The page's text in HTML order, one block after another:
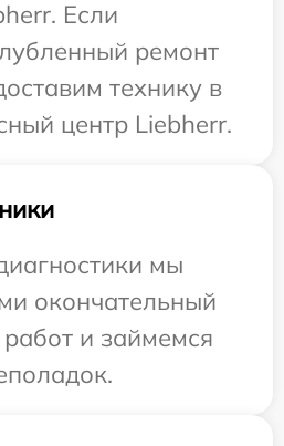
Если
ремонт
технику в
центр Liebherr.
мы
окончательный
и займемся